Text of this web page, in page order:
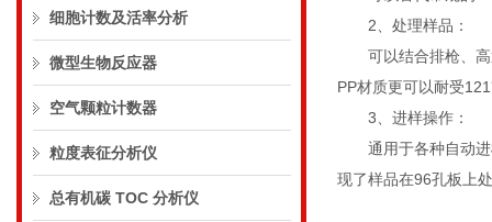
细胞计数及活率分析
微型生物反应器
空气颗粒计数器
粒度表征分析仪
总有机碳 TOC 分析仪
2、处理样品：
可以结合排枪、高
PP材质更可以耐受
3、进样操作：
通用于各种自动进
现了样品在96孔板上